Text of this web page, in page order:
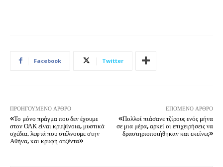
Facebook Twitter
ΠΡΟΗΓΟΎΜΕΝΟ ΆΡΘΡΟ
«Το μόνο πράγμα που δεν έχουμε
στον ΟΛΚ είναι κρυψίνοια, μυστικά
σχέδια, λεφτά που στέλνουμε στην
Αθήνα, και κρυφή ατζέντα»
ΕΠΌΜΕΝΟ ΆΡΘΡΟ
«Πολλοί πιάσανε τζίρους ενός μήνα
σε μια μέρα, αρκεί οι επιχειρήσεις να
δραστηριοποιήθηκαν και εκείνες»